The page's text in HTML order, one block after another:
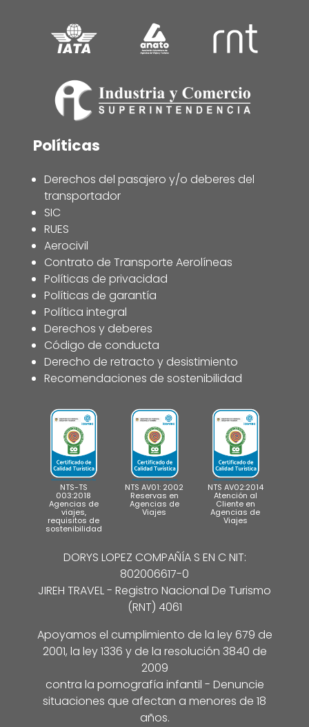
Políticas
Derechos del pasajero y/o deberes del
transportador
SIC
RUES
Aerocivil
Contrato de Transporte Aerolíneas
Políticas de privacidad
Políticas de garantía
Política integral
Derechos y deberes
Código de conducta
Derecho de retracto y desistimiento
Recomendaciones de sostenibilidad
NTS-TS
003:2018
Agencias de
viajes,
requisitos de
sostenibilidad
NTS AV01: 2002
Reservas en
Agencias de
Viajes
NTS AV02:2014
Atención al
Cliente en
Agencias de
Viajes
DORYS LOPEZ COMPAÑÍA S EN C NIT:
802006617-0
JIREH TRAVEL - Registro Nacional De Turismo
(RNT) 4061
Apoyamos el cumplimiento de la ley 679 de
2001, la ley 1336 y de la resolución 3840 de
2009
contra la pornografía infantil - Denuncie
situaciones que afectan a menores de 18
años.